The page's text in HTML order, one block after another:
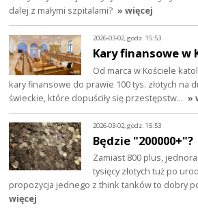
dalej z małymi szpitalami? » więcej
2026-03-02, godz. 15:53
Kary finansowe w
Od marca w Kościele
kary finansowe do prawie 100 tys. złotych na
świeckie, które dopuściły się przestępstw… »
2026-03-02, godz. 15:53
Będzie "200000+"?
Zamiast 800 plus,
tysięcy złotych tuż po
propozycja jednego z think tanków to dobry
więcej